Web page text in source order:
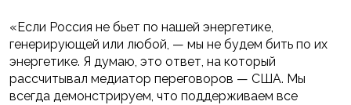
«Если Россия не бьет по нашей энергетике,
генерирующей или любой, — мы не будем бить по их
энергетике. Я думаю, это ответ, на который
рассчитывал медиатор переговоров — США. Мы
всегда демонстрируем, что поддерживаем все